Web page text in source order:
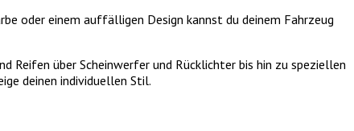
oder einem auffälligen Design kannst du deinem Fahrzeug
Reifen über Scheinwerfer und Rücklichter bis hin zu speziellen
deinen individuellen Stil.